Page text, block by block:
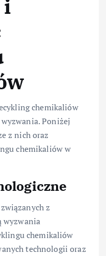
i
chemikaliów
Poniżej
z nich oraz
chemikaliów w
z
wyzwania
chemikaliów
technologii oraz